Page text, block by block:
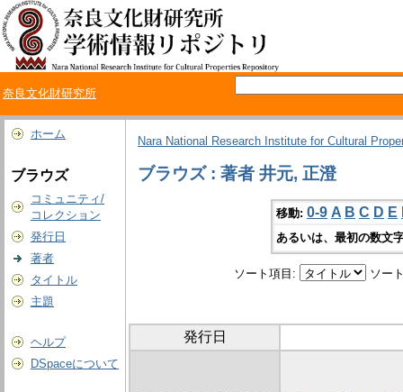
奈良文化財研究所
ホーム
ブラウズ
コミュニティ/
コレクション
発行日
著者
タイトル
主題
ヘルプ
DSpaceについて
Nara National Research Institute for Cultural
ブラウズ : 著者 井元, 正澄
移動: 0-9 A B C D E
あるいは、最初の数文
ソート項目: ソー
発行日